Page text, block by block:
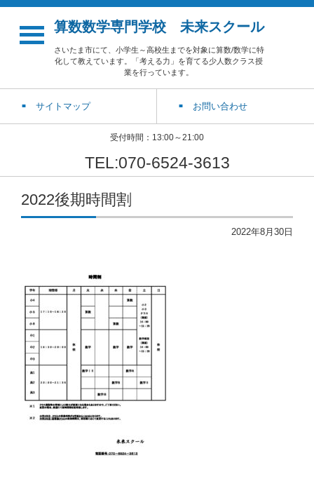
算数数学専門学校 未来スクール
さいたま市にて、小学生～高校生までを対象に算数/数学に特
化して教えています。「考える力」を育てる少人数クラス授
業を行っています。
サイトマップ お問い合わせ
受付時間：13:00～21:00
TEL:070-6524-3613
2022後期時間割
2022年8月30日